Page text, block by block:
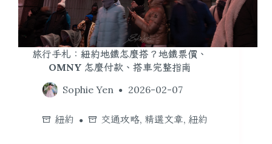
旅行手札：紐約地鐵怎麼搭？地鐵票價、
OMNY 怎麼付款、搭車完整指南
Sophie Yen
2026-02-07
紐約 交通攻略, 精選文章, 紐約